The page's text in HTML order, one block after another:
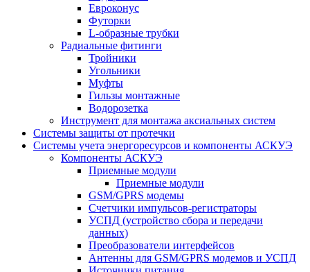
Евроконус
Футорки
L-образные трубки
Радиальные фитинги
Тройники
Угольники
Муфты
Гильзы монтажные
Водорозетка
Инструмент для монтажа аксиальных систем
Системы защиты от протечки
Системы учета энергоресурсов и компоненты АСКУЭ
Компоненты АСКУЭ
Приемные модули
Приемные модули
GSM/GPRS модемы
Счетчики импульсов-регистраторы
УСПД (устройство сбора и передачи
данных)
Преобразователи интерфейсов
Антенны для GSM/GPRS модемов и УСПД